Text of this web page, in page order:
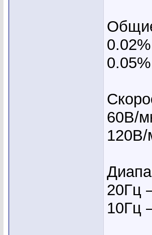
60В/
120В/
20Гц
10Гц